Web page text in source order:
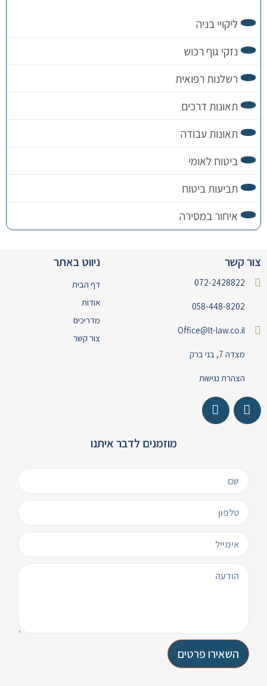
ליקויי בניה
נזקי גוף רכוש
רשלנות רפואית
תאונות דרכים
תאונות עבודה
ביטוח לאומי
תביעות ביטוח
איחור במסירה
צור קשר
072-2428822
058-448-8202
Office@lt-law.co.il
מצדה 7, בני ברק
הצהרת נגישות
ניווט באתר
דף הבית
אודות
מדריכים
צור קשר
מוזמנים לדבר איתנו
השאירו פרטים